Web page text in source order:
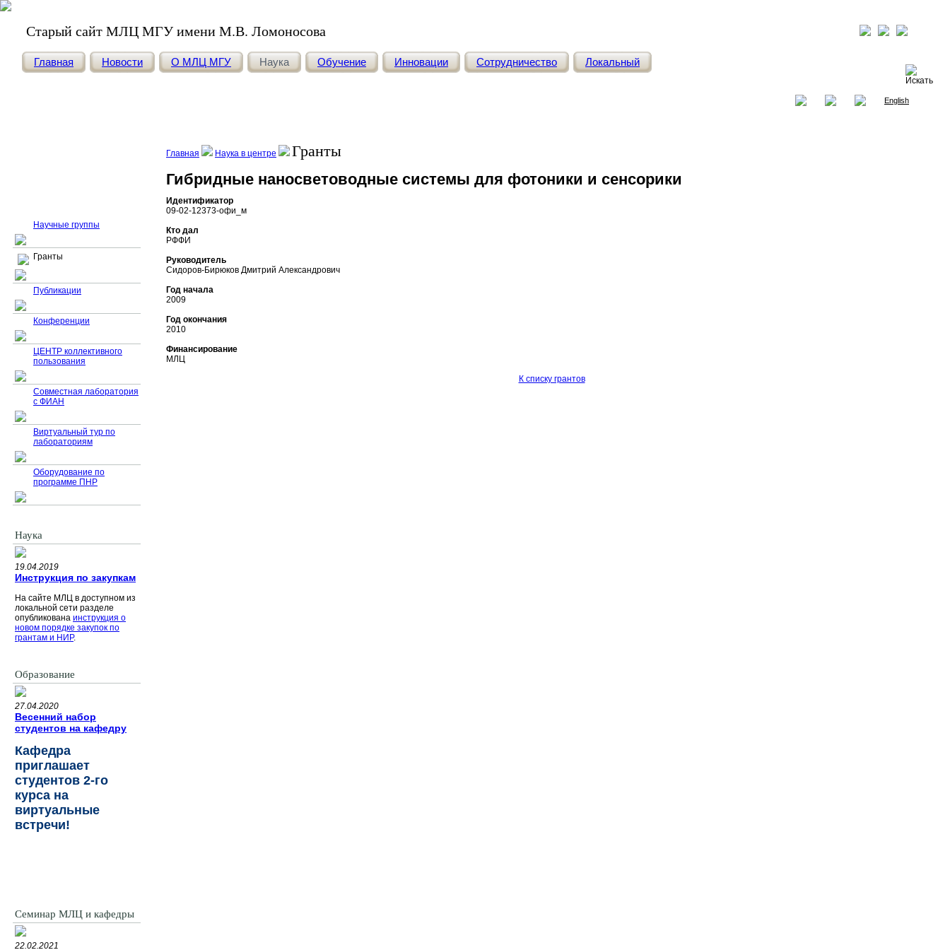
Старый сайт МЛЦ МГУ имени М.В. Ломоносова
Главная Новости О МЛЦ МГУ Наука Обучение Инновации Сотрудничество Локальный
English
Научные группы
Гранты
Публикации
Конференции
ЦЕНТР коллективного
пользования
Совместная лаборатория
с ФИАН
Виртуальный тур по
лабораториям
Оборудование по
программе ПНР
Наука
19.04.2019
Инструкция по закупкам
На сайте МЛЦ в доступном из
локальной сети разделе
опубликована инструкция о
новом порядке закупок по
грантам и НИР.
Образование
27.04.2020
Весенний набор
студентов на кафедру
Кафедра
приглашает
студентов 2-го
курса на
виртуальные
встречи!
Семинар МЛЦ и кафедры
22.02.2021
Главная Наука в центре Гранты
Гибридные наносветоводные системы для фотоники и сенсорики
Идентификатор
09-02-12373-офи_м
Кто дал
РФФИ
Руководитель
Сидоров-Бирюков Дмитрий Александрович
Год начала
2009
Год окончания
2010
Финансирование
МЛЦ
К списку грантов